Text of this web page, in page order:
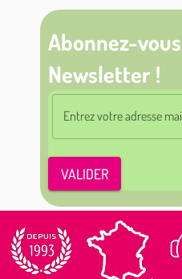
Abonnez-
Newsletter !
Entrez votre adresse
VALIDER